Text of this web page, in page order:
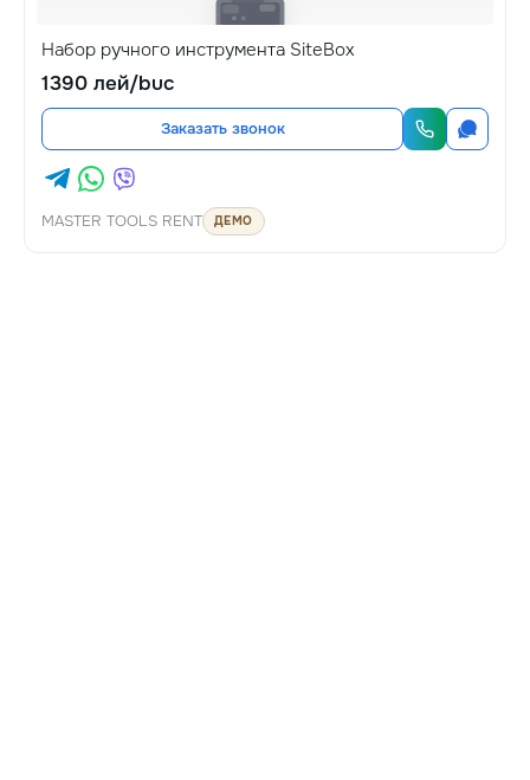
Набор ручного инструмента SiteBox
1390 лей/buc
Заказать звонок
MASTER TOOLS RENT ДЕМО